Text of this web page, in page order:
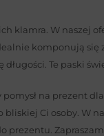
klamra. W naszej
komponują
Te paski
na prezent
Ci osoby. W